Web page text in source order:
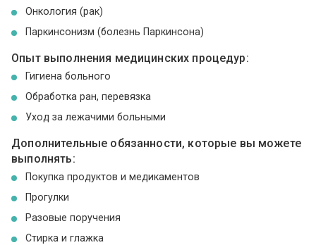
Онкология (рак)
Паркинсонизм (болезнь Паркинсона)
Опыт выполнения медицинских процедур:
Гигиена больного
Обработка ран, перевязка
Уход за лежачими больными
Дополнительные обязанности, которые вы можете
выполнять:
Покупка продуктов и медикаментов
Прогулки
Разовые поручения
Стирка и глажка